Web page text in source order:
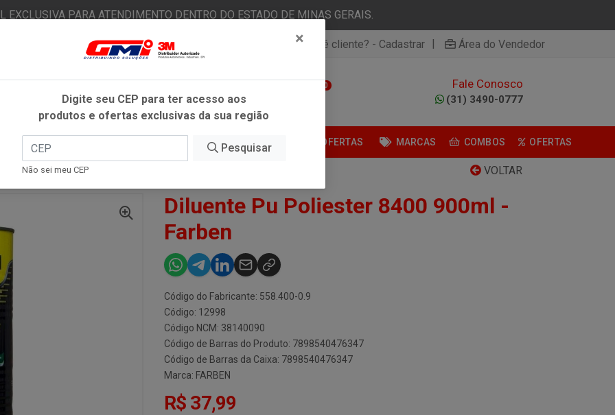
EXCLUSIVA PARA ATENDIMENTO DENTRO DO ESTADO DE MINAS GERAIS.
Já é cliente? - Entrar Não é cliente? - Cadastrar | Área do Vendedor
0 Fale Conosco
(31) 3490-0777
FITAS ADESIVAS ESTÉTICA AUTOMOTIVA OFERTAS MARCAS COMBOS OFERTAS
VOLTAR
PU POLIESTER 8400 900ML - FARBEN
Diluente Pu Poliester 8400 900ml -
Farben
Código do Fabricante: 558.400-0.9
Código: 12998
Código NCM: 38140090
Código de Barras do Produto: 7898540476347
Código de Barras da Caixa: 7898540476347
Marca: FARBEN
R$ 37,99
×
Digite seu CEP para ter acesso aos
produtos e ofertas exclusivas da sua região
Pesquisar
Não sei meu CEP